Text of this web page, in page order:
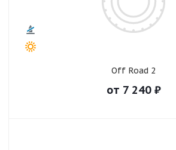
Off Road 2
от 7 240₽